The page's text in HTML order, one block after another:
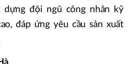
dựng đội ngũ công nhân kỹ
đáp ứng yêu cầu sản xuất